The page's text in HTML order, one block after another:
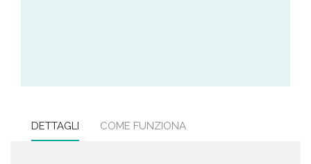
DETTAGLI COME FUNZIONA